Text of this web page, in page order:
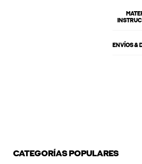
ENVÍOS &
CATEGORÍAS POPULARES